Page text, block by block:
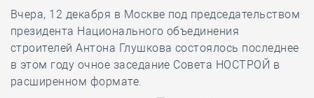
Вчера, 12 декабря в Москве под председательством
президента Национального объединения
строителей Антона Глушкова состоялось последнее
в этом году очное заседание Совета НОСТРОЙ в
расширенном формате.